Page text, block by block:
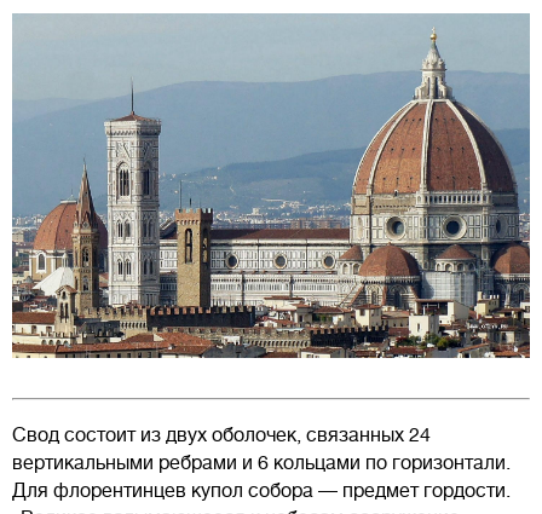
Свод состоит из двух оболочек, связанных 24
вертикальными ребрами и 6 кольцами по горизонтали.
Для флорентинцев купол собора — предмет гордости.